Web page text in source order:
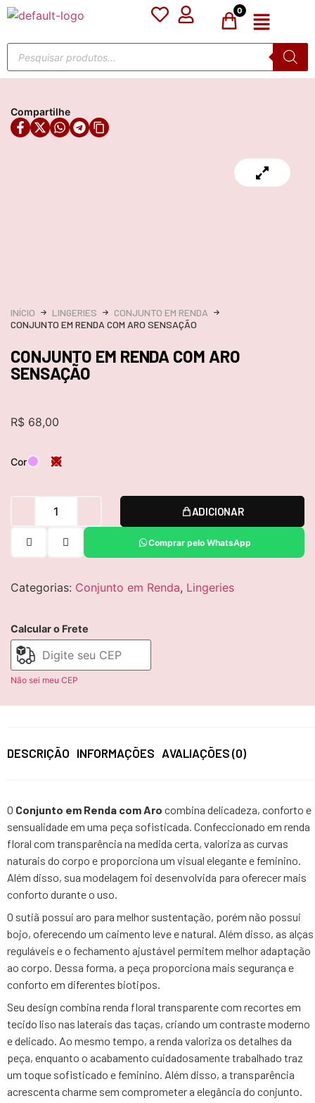
0
Compartilhe
INÍCIO LINGERIES
CONJUNTO EM RENDA
CONJUNTO EM RENDA COM ARO SENSAÇÃO
CONJUNTO EM RENDA COM ARO
SENSAÇÃO
R$ 68,00
Cor ×
ADICIONAR
Comprar pelo WhatsApp
Categorias: Conjunto em Renda, Lingeries
Calcular o Frete
Não sei meu CEP
DESCRIÇÃO INFORMAÇÕES AVALIAÇÕES (0)
O Conjunto em Renda com Aro combina delicadeza, conforto e
sensualidade em uma peça sofisticada. Confeccionado em renda
floral com transparência na medida certa, valoriza as curvas
naturais do corpo e proporciona um visual elegante e feminino.
Além disso, sua modelagem foi desenvolvida para oferecer mais
conforto durante o uso.
O sutiã possui aro para melhor sustentação, porém não possui
bojo, oferecendo um caimento leve e natural. Além disso, as alças
reguláveis e o fechamento ajustável permitem melhor adaptação
ao corpo. Dessa forma, a peça proporciona mais segurança e
conforto em diferentes biotipos.
Seu design combina renda floral transparente com recortes em
tecido liso nas laterais das taças, criando um contraste moderno
e delicado. Ao mesmo tempo, a renda valoriza os detalhes da
peça, enquanto o acabamento cuidadosamente trabalhado traz
um toque sofisticado e feminino. Além disso, a transparência
acrescenta charme sem comprometer a elegância do conjunto.